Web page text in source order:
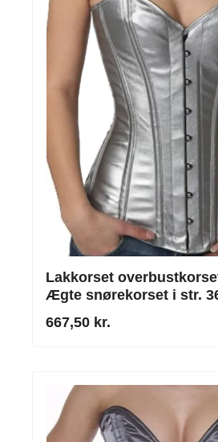
Lakkorset
Ægte snørekorset i str.
667,50 kr.